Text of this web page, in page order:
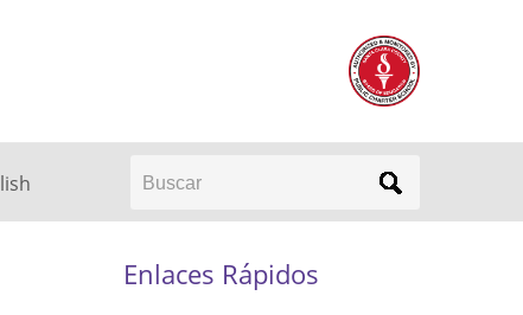
Buscar
Enlaces Rápidos